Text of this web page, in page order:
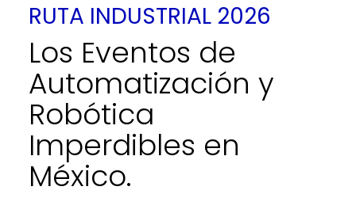
RUTA INDUSTRIAL 2026
Los Eventos de
Automatización y
Robótica
Imperdibles en
México.